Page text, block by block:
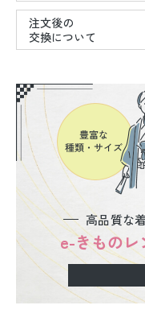
注文後の
交換について
高品質な
e-きものレ